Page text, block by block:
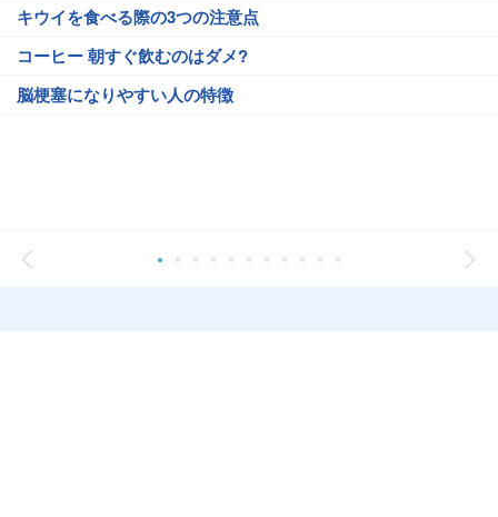
キウイを食べる際の3つの注意点
コーヒー 朝すぐ飲むのはダメ?
脳梗塞になりやすい人の特徴